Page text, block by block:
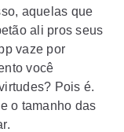
aquelas que
ali pros seus
vaze por
você
Pois é.
o tamanho das